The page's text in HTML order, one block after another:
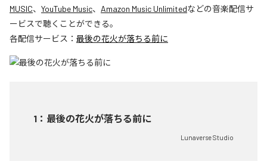
MUSIC、 YouTube Music、 Amazon Music Unlimitedなどの音楽配信サ
ービスで聴くことができる。
各配信サービス： 最後の花火が落ちる前に
1 ： 最後の花火が落ちる前に
Lunaverse Studio